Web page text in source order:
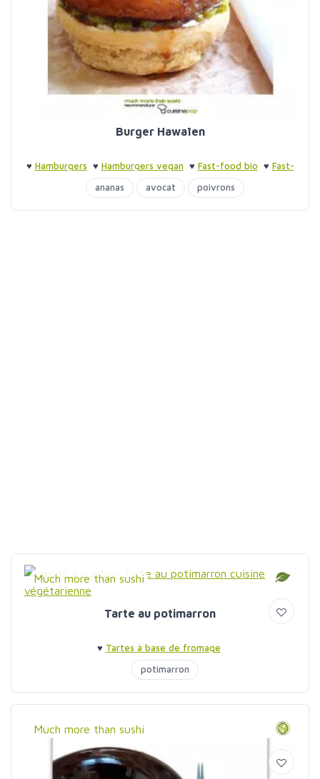
Burger Hawaïen
♥ Hamburgers ♥ Hamburgers vegan ♥ Fast-food bio ♥ Fast-
food bio
ananas avocat poivrons
Much more than sushi
Tarte au potimarron
♥ Tartes à base de fromage
potimarron
Much more than sushi